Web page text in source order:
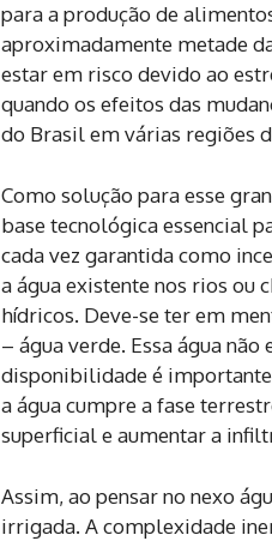
para a produção de
aproximadamente metade
estar em risco devido ao
quando os efeitos das
do Brasil em várias regiões
Como solução para esse
base tecnológica essencial
cada vez garantida como
a água existente nos rios ou
hídricos. Deve-se ter em
– água verde. Essa água
disponibilidade é
a água cumpre a fase
superficial e aumentar a
Assim, ao pensar no nexo
irrigada. A complexidade